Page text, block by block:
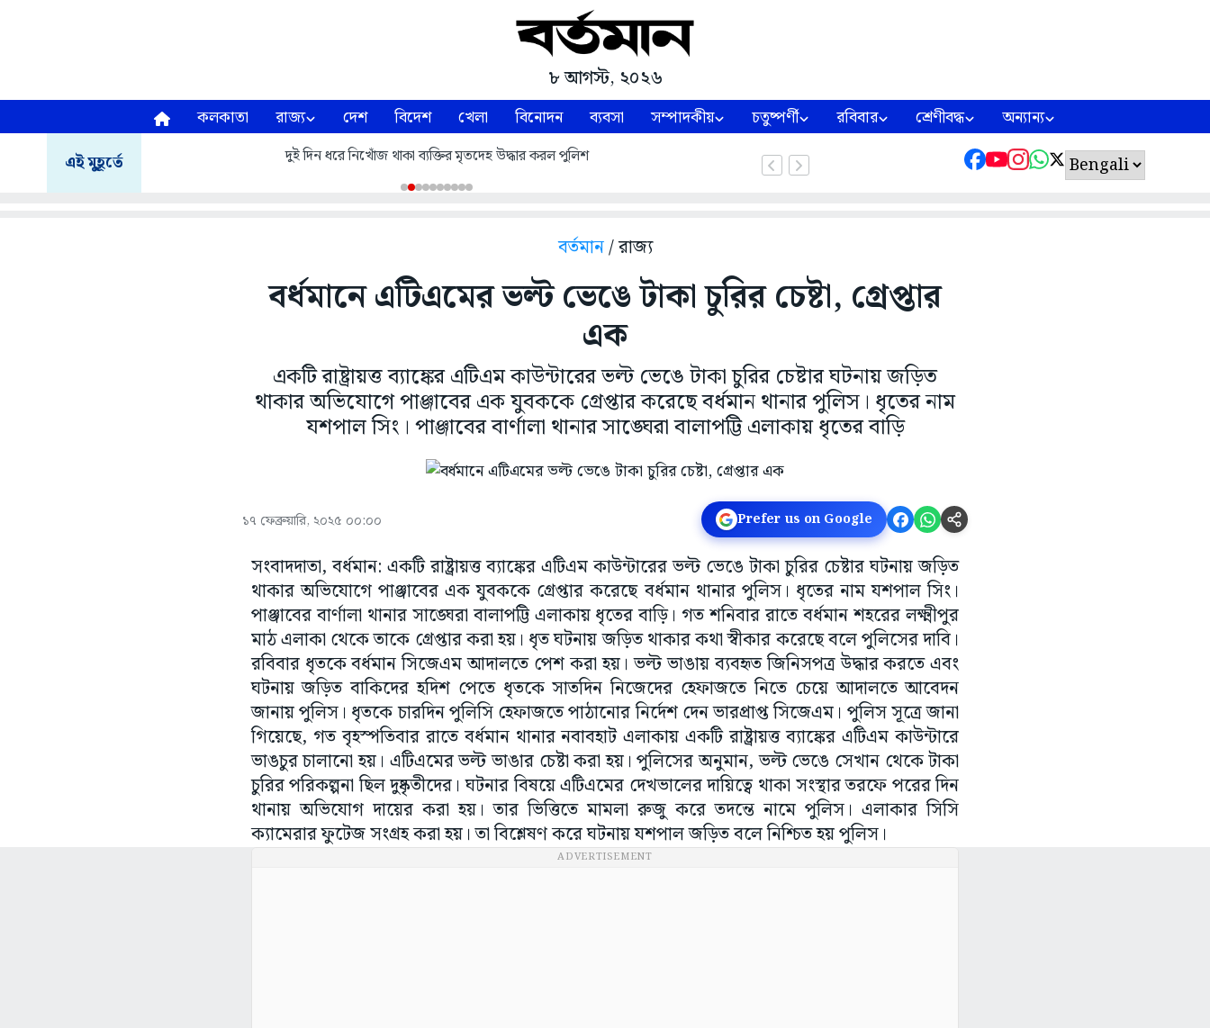
৮ আগস্ট, ২০২৬
কলকাতা রাজ্য দেশ বিদেশ খেলা বিনোদন ব্যবসা সম্পাদকীয় চতুষ্পর্ণী রবিবার শ্রেণীবদ্ধ অন্যান্য
এই মুহূর্তে দুই দিন ধরে নিখোঁজ থাকা ব্যক্তির মৃতদেহ উদ্ধার করল পুলিশ
বর্তমান/ রাজ্য
বর্ধমানে এটিএমের ভল্ট ভেঙে টাকা চুরির চেষ্টা, গ্রেপ্তার
এক
একটি রাষ্ট্রায়ত্ত ব্যাঙ্কের এটিএম কাউন্টারের ভল্ট ভেঙে টাকা চুরির চেষ্টার ঘটনায় জড়িত
থাকার অভিযোগে পাঞ্জাবের এক যুবককে গ্রেপ্তার করেছে বর্ধমান থানার পুলিস। ধৃতের নাম
যশপাল সিং। পাঞ্জাবের বার্ণালা থানার সাঙ্ঘেরা বালাপট্টি এলাকায় ধৃতের বাড়ি
১৭ ফেব্রুয়ারি, ২০২৫ ০০:০০ Prefer us on Google
সংবাদদাতা, বর্ধমান: একটি রাষ্ট্রায়ত্ত ব্যাঙ্কের এটিএম কাউন্টারের ভল্ট ভেঙে টাকা চুরির চেষ্টার ঘটনায় জড়িত
থাকার অভিযোগে পাঞ্জাবের এক যুবককে গ্রেপ্তার করেছে বর্ধমান থানার পুলিস। ধৃতের নাম যশপাল সিং।
পাঞ্জাবের বার্ণালা থানার সাঙ্ঘেরা বালাপট্টি এলাকায় ধৃতের বাড়ি। গত শনিবার রাতে বর্ধমান শহরের লক্ষ্মীপুর
মাঠ এলাকা থেকে তাকে গ্রেপ্তার করা হয়। ধৃত ঘটনায় জড়িত থাকার কথা স্বীকার করেছে বলে পুলিসের দাবি।
রবিবার ধৃতকে বর্ধমান সিজেএম আদালতে পেশ করা হয়। ভল্ট ভাঙায় ব্যবহৃত জিনিসপত্র উদ্ধার করতে এবং
ঘটনায় জড়িত বাকিদের হদিশ পেতে ধৃতকে সাতদিন নিজেদের হেফাজতে নিতে চেয়ে আদালতে আবেদন
জানায় পুলিস। ধৃতকে চারদিন পুলিসি হেফাজতে পাঠানোর নির্দেশ দেন ভারপ্রাপ্ত সিজেএম। পুলিস সূত্রে জানা
গিয়েছে, গত বৃহস্পতিবার রাতে বর্ধমান থানার নবাবহাট এলাকায় একটি রাষ্ট্রায়ত্ত ব্যাঙ্কের এটিএম কাউন্টারে
ভাঙচুর চালানো হয়। এটিএমের ভল্ট ভাঙার চেষ্টা করা হয়। পুলিসের অনুমান, ভল্ট ভেঙে সেখান থেকে টাকা
চুরির পরিকল্পনা ছিল দুষ্কৃতীদের। ঘটনার বিষয়ে এটিএমের দেখভালের দায়িত্বে থাকা সংস্থার তরফে পরের দিন
থানায় অভিযোগ দায়ের করা হয়। তার ভিত্তিতে মামলা রুজু করে তদন্তে নামে পুলিস। এলাকার সিসি
ক্যামেরার ফুটেজ সংগ্রহ করা হয়। তা বিশ্লেষণ করে ঘটনায় যশপাল জড়িত বলে নিশ্চিত হয় পুলিস।
ADVERTISEMENT